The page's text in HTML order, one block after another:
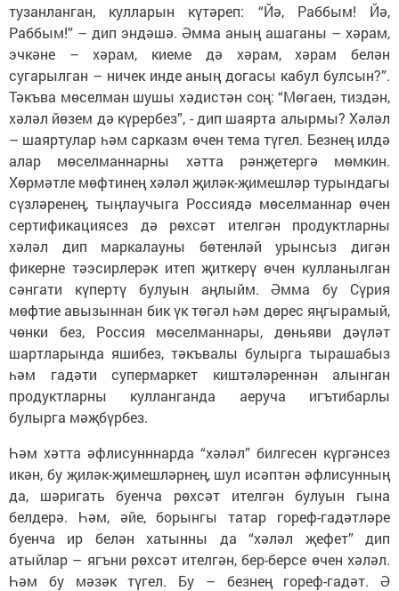
тузанланган, кулларын күтәреп: “Йә, Раббым! Йә,
Раббым!” – дип эндәшә. Әмма аның ашаганы – хәрам,
эчкәне – хәрам, киеме дә хәрам, хәрам белән
сугарылган – ничек инде аның догасы кабул булсын?”.
Тәкъва мөселман шушы хәдистән соң: “Мөгаен, тиздән,
хәләл йөзем дә күрербез”, - дип шаярта алырмы? Хәләл
– шаяртулар һәм сарказм өчен тема түгел. Безнең илдә
алар мөселманнарны хәтта рәнҗетергә мөмкин.
Хөрмәтле мөфтинең хәләл җиләк-җимешләр турындагы
сүзләренең, тыңлаучыга Россиядә мөселманнар өчен
сертификациясез дә рөхсәт ителгән продуктларны
хәләл дип маркалауны бөтенләй урынсыз дигән
фикерне тәэсирлерәк итеп җиткерү өчен кулланылган
сәнгати күпертү булуын аңлыйм. Әмма бу Сүрия
мөфтие авызыннан бик үк төгәл һәм дөрес яңгырамый,
чөнки без, Россия мөселманнары, дөньяви дәүләт
шартларында яшибез, тәкъвалы булырга тырашабыз
һәм гадәти супермаркет киштәләреннән алынган
продуктларны кулланганда аеруча игътибарлы
булырга мәҗбүрбез.
Һәм хәтта әфлисунннарда “хәләл” билгесен күргәнсез
икән, бу җиләк-җимешләрнең, шул исәптән әфлисунның
да, шәригать буенча рөхсәт ителгән булуын гына
белдерә. Һәм, әйе, борынгы татар гореф-гадәтләре
буенча ир белән хатынны да “хәләл җефет” дип
атыйлар – ягъни рөхсәт ителгән, бер-берсе өчен хәләл.
Һәм бу мәзәк түгел. Бу – безнең гореф-гадәт. Ә